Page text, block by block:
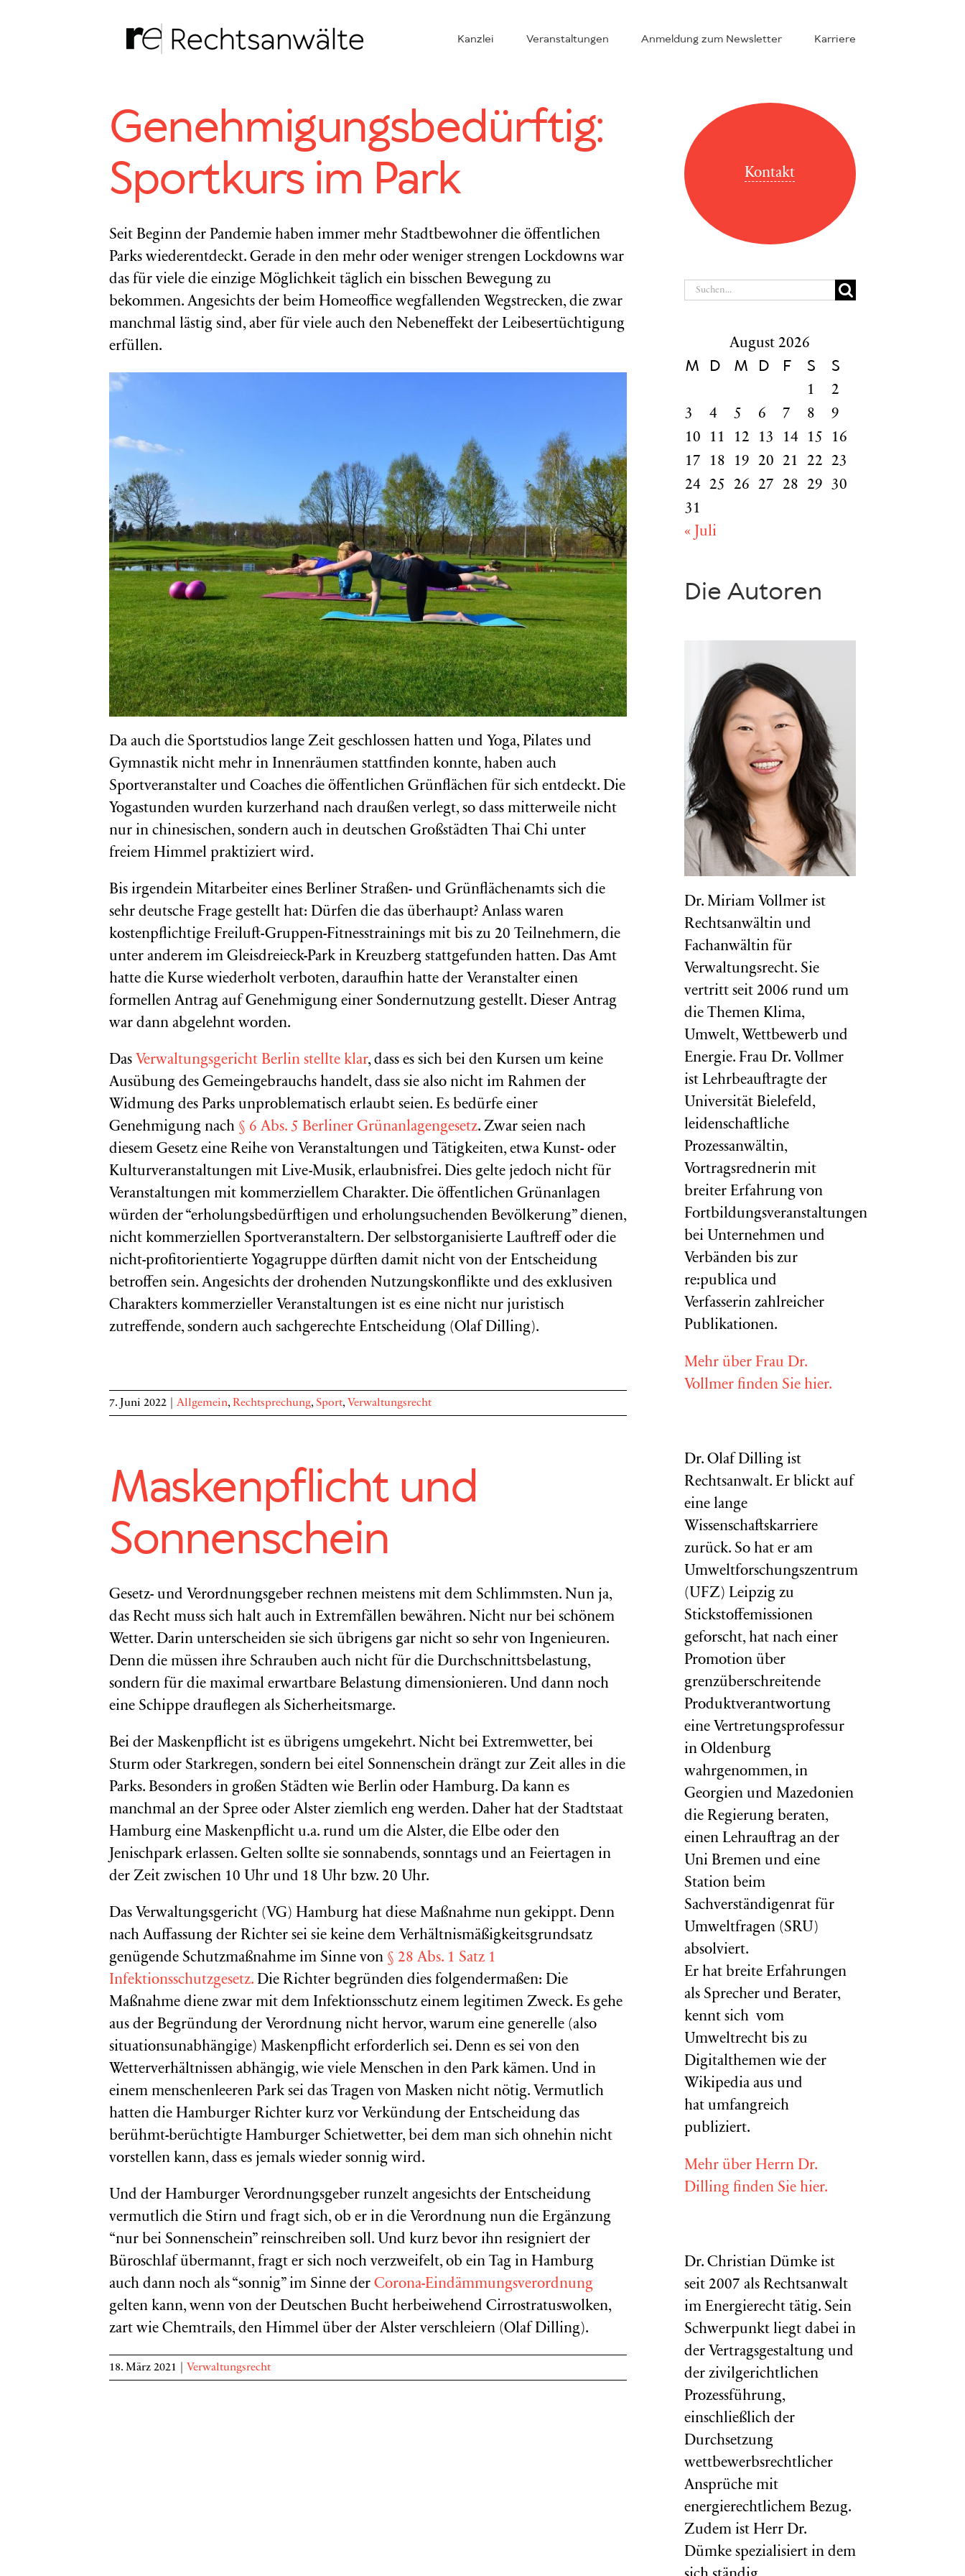
Kanzlei Veranstaltungen Anmeldung zum Newsletter Karriere
Genehmigungsbedürftig:
Sportkurs im Park
Seit Beginn der Pandemie haben immer mehr Stadtbewohner die öffentlichen
Parks wiederentdeckt. Gerade in den mehr oder weniger strengen Lockdowns war
das für viele die einzige Möglichkeit täglich ein bisschen Bewegung zu
bekommen. Angesichts der beim Homeoffice wegfallenden Wegstrecken, die zwar
manchmal lästig sind, aber für viele auch den Nebeneffekt der Leibesertüchtigung
erfüllen.
Da auch die Sportstudios lange Zeit geschlossen hatten und Yoga, Pilates und
Gymnastik nicht mehr in Innenräumen stattfinden konnte, haben auch
Sportveranstalter und Coaches die öffentlichen Grünflächen für sich entdeckt. Die
Yogastunden wurden kurzerhand nach draußen verlegt, so dass mitterweile nicht
nur in chinesischen, sondern auch in deutschen Großstädten Thai Chi unter
freiem Himmel praktiziert wird.
Bis irgendein Mitarbeiter eines Berliner Straßen- und Grünflächenamts sich die
sehr deutsche Frage gestellt hat: Dürfen die das überhaupt? Anlass waren
kostenpflichtige Freiluft-Gruppen-Fitnesstrainings mit bis zu 20 Teilnehmern, die
unter anderem im Gleisdreieck-Park in Kreuzberg stattgefunden hatten. Das Amt
hatte die Kurse wiederholt verboten, daraufhin hatte der Veranstalter einen
formellen Antrag auf Genehmigung einer Sondernutzung gestellt. Dieser Antrag
war dann abgelehnt worden.
Das Verwaltungsgericht Berlin stellte klar, dass es sich bei den Kursen um keine
Ausübung des Gemeingebrauchs handelt, dass sie also nicht im Rahmen der
Widmung des Parks unproblematisch erlaubt seien. Es bedürfe einer
Genehmigung nach § 6 Abs. 5 Berliner Grünanlagengesetz. Zwar seien nach
diesem Gesetz eine Reihe von Veranstaltungen und Tätigkeiten, etwa Kunst- oder
Kulturveranstaltungen mit Live-Musik, erlaubnisfrei. Dies gelte jedoch nicht für
Veranstaltungen mit kommerziellem Charakter. Die öffentlichen Grünanlagen
würden der “erholungsbedürftigen und erholungsuchenden Bevölkerung” dienen,
nicht kommerziellen Sportveranstaltern. Der selbstorganisierte Lauftreff oder die
nicht-profitorientierte Yogagruppe dürften damit nicht von der Entscheidung
betroffen sein. Angesichts der drohenden Nutzungskonflikte und des exklusiven
Charakters kommerzieller Veranstaltungen ist es eine nicht nur juristisch
zutreffende, sondern auch sachgerechte Entscheidung (Olaf Dilling).
7. Juni 2022 Allgemein,Rechtsprechung,Sport, Verwaltungsrecht
Maskenpflicht und
Sonnenschein
Gesetz- und Verordnungsgeber rechnen meistens mit dem Schlimmsten. Nun ja,
das Recht muss sich halt auch in Extremfällen bewähren. Nicht nur bei schönem
Wetter. Darin unterscheiden sie sich übrigens gar nicht so sehr von Ingenieuren.
Denn die müssen ihre Schrauben auch nicht für die Durchschnittsbelastung,
sondern für die maximal erwartbare Belastung dimensionieren. Und dann noch
eine Schippe drauflegen als Sicherheitsmarge.
Bei der Maskenpflicht ist es übrigens umgekehrt. Nicht bei Extremwetter, bei
Sturm oder Starkregen, sondern bei eitel Sonnenschein drängt zur Zeit alles in die
Parks. Besonders in großen Städten wie Berlin oder Hamburg. Da kann es
manchmal an der Spree oder Alster ziemlich eng werden. Daher hat der Stadtstaat
Hamburg eine Maskenpflicht u.a. rund um die Alster, die Elbe oder den
Jenischpark erlassen. Gelten sollte sie sonnabends, sonntags und an Feiertagen in
der Zeit zwischen 10 Uhr und 18 Uhr bzw. 20 Uhr.
Das Verwaltungsgericht (VG) Hamburg hat diese Maßnahme nun gekippt. Denn
nach Auffassung der Richter sei sie keine dem Verhältnismäßigkeitsgrundsatz
genügende Schutzmaßnahme im Sinne von § 28 Abs. 1 Satz 1
Infektionsschutzgesetz. Die Richter begründen dies folgendermaßen: Die
Maßnahme diene zwar mit dem Infektionsschutz einem legitimen Zweck. Es gehe
aus der Begründung der Verordnung nicht hervor, warum eine generelle (also
situationsunabhängige) Maskenpflicht erforderlich sei. Denn es sei von den
Wetterverhältnissen abhängig, wie viele Menschen in den Park kämen. Und in
einem menschenleeren Park sei das Tragen von Masken nicht nötig. Vermutlich
hatten die Hamburger Richter kurz vor Verkündung der Entscheidung das
berühmt-berüchtigte Hamburger Schietwetter, bei dem man sich ohnehin nicht
vorstellen kann, dass es jemals wieder sonnig wird.
Und der Hamburger Verordnungsgeber runzelt angesichts der Entscheidung
vermutlich die Stirn und fragt sich, ob er in die Verordnung nun die Ergänzung
“nur bei Sonnenschein” reinschreiben soll. Und kurz bevor ihn resigniert der
Büroschlaf übermannt, fragt er sich noch verzweifelt, ob ein Tag in Hamburg
auch dann noch als “sonnig” im Sinne der Corona-Eindämmungsverordnung
gelten kann, wenn von der Deutschen Bucht herbeiwehend Cirrostratuswolken,
zart wie Chemtrails, den Himmel über der Alster verschleiern (Olaf Dilling).
18. März 2021 Verwaltungsrecht
Kontakt
Suche
August 2026
M D M D F S S
1
2
3
4 5 6 7 8
9
10
11 12 13 14 15
16
17
18 19 20 21 22
23
24
25 26 27 28 29
30
31
« Juli
Die Autoren
Dr. Miriam Vollmer ist
Rechtsanwältin und
Fachanwältin für
Verwaltungsrecht. Sie
vertritt seit 2006 rund um
die Themen Klima,
Umwelt, Wettbewerb und
Energie. Frau Dr. Vollmer
ist Lehrbeauftragte der
Universität Bielefeld,
leidenschaftliche
Prozessanwältin,
Vortragsrednerin mit
breiter Erfahrung von
Fortbildungsveranstaltungen
bei Unternehmen und
Verbänden bis zur
re:publica und
Verfasserin zahlreicher
Publikationen.
Mehr über Frau Dr.
Vollmer finden Sie hier.
Dr. Olaf Dilling ist
Rechtsanwalt. Er blickt auf
eine lange
Wissenschaftskarriere
zurück. So hat er am
Umweltforschungszentrum
(UFZ) Leipzig zu
Stickstoffemissionen
geforscht, hat nach einer
Promotion über
grenzüberschreitende
Produktverantwortung
eine Vertretungsprofessur
in Oldenburg
wahrgenommen, in
Georgien und Mazedonien
die Regierung beraten,
einen Lehrauftrag an der
Uni Bremen und eine
Station beim
Sachverständigenrat für
Umweltfragen (SRU )
absolviert.
Er hat breite Erfahrungen
als Sprecher und Berater,
kennt sich vom
Umweltrecht bis zu
Digitalthemen wie der
Wikipedia aus und
hat umfangreich
publiziert.
Mehr über Herrn Dr.
Dilling finden Sie hier.
Dr. Christian Dümke ist
seit 2007 als Rechtsanwalt
im Energierecht tätig. Sein
Schwerpunkt liegt dabei in
der Vertragsgestaltung und
der zivilgerichtlichen
Prozessführung,
einschließlich der
Durchsetzung
wettbewerbsrechtlicher
Ansprüche mit
energierechtlichem Bezug.
Zudem ist Herr Dr.
Dümke spezialisiert in dem